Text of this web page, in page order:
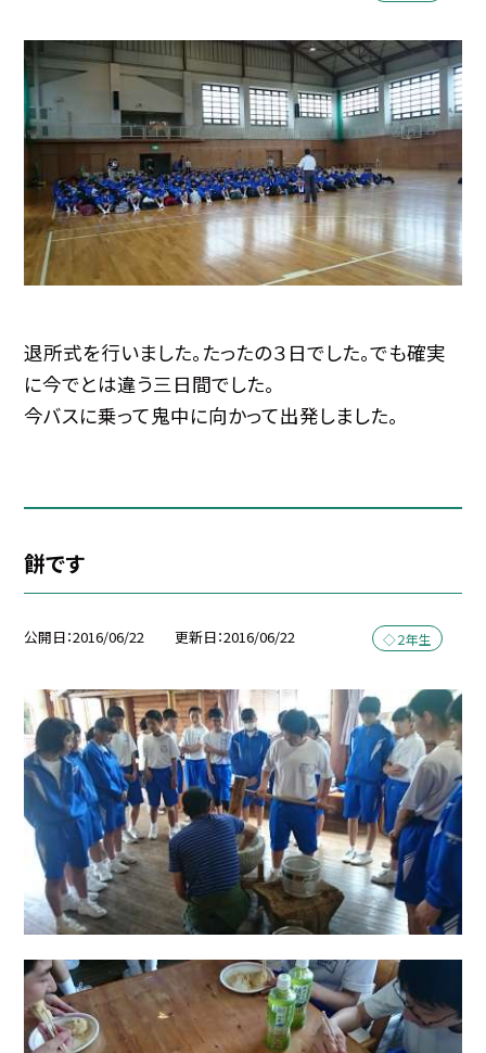
退所式を行いました。たったの３日でした。でも確実
に今でとは違う三日間でした。
今バスに乗って鬼中に向かって出発しました。
餅です
公開日 2016/06/22 更新日 2016/06/22 ◇２年生